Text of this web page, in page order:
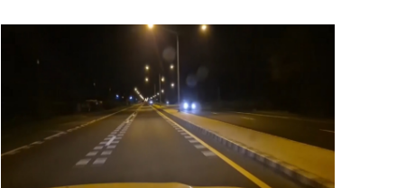
มีส่วนร่วมของประชาชน ของสถานีวิทยุกระจายเสียงและ
วิทยุโทรทัศน์รัฐสภา ประจำปีงบประมาณ พ.ศ. 2569 ณ
โรงแรมอัลวาเรซ จังหวัดบุรีรัมย์